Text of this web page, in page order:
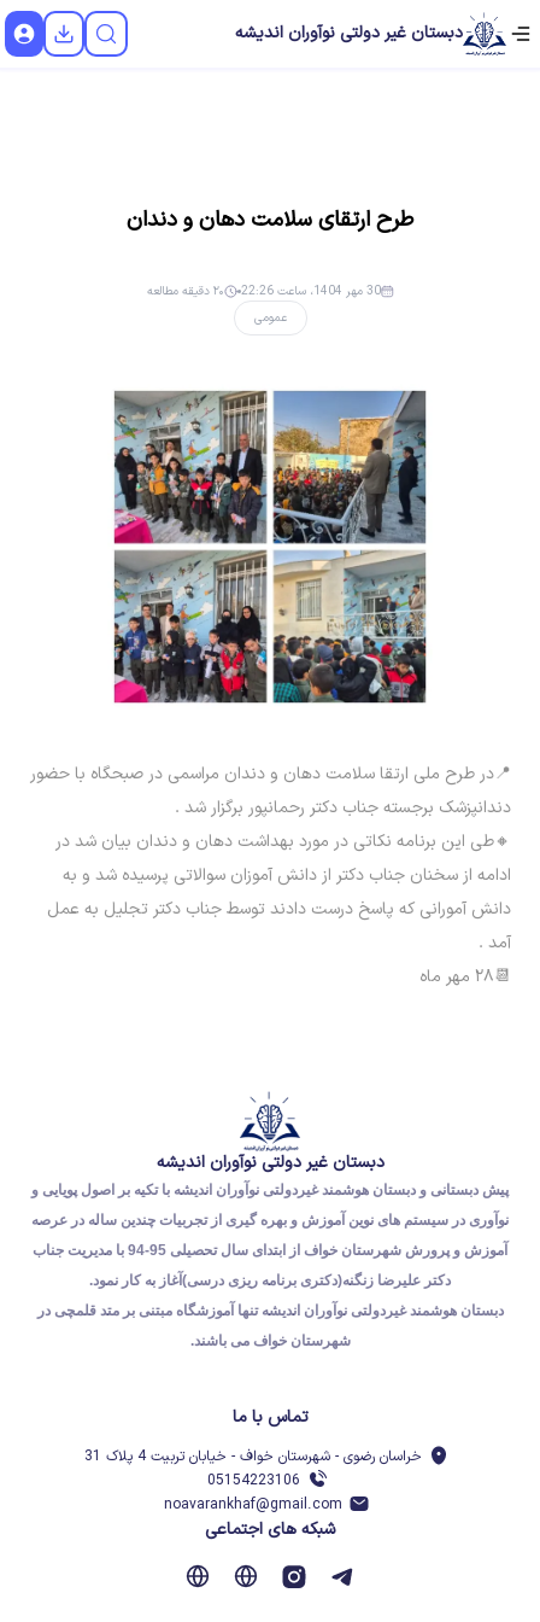
دبستان غیر دولتی نوآوران اندیشه
طرح ارتقای سلامت دهان و دندان
عمومی
30 مهر 1404، ساعت 22:26 ۲۰ دقیقه مطالعه
📍در طرح ملی ارتقا سلامت دهان و دندان مراسمی در صبحگاه با حضور
دندانپزشک برجسته جناب دکتر رحمانپور برگزار شد .
🔸طی این برنامه نکاتی در مورد بهداشت دهان و دندان بیان شد در
ادامه از سخنان جناب دکتر از دانش آموزان سوالاتی پرسیده شد و به
دانش آمورانی که پاسخ درست دادند توسط جناب دکتر تجلیل به عمل
آمد .
📆۲۸ مهر ماه
دبستان غیر دولتی نوآوران اندیشه
پیش دبستانی و دبستان هوشمند غیردولتی نوآوران اندیشه با تکیه بر اصول پویایی و
نوآوری در سیستم های نوین آموزش و بهره گیری از تجربیات چندین ساله در عرصه
آموزش و پرورش شهرستان خواف از ابتدای سال تحصیلی 95-94 با مدیریت جناب
دکتر علیرضا زنگنه(دکتری برنامه ریزی درسی)آغاز به کار نمود.
دبستان هوشمند غیردولتی نوآوران اندیشه تنها آموزشگاه مبتنی بر متد قلمچی در
شهرستان خواف می باشند.
تماس با ما
خراسان رضوی - شهرستان خواف - خیابان تربیت 4 پلاک 31
05154223106
noavarankhaf@gmail.com
شبکه های اجتماعی